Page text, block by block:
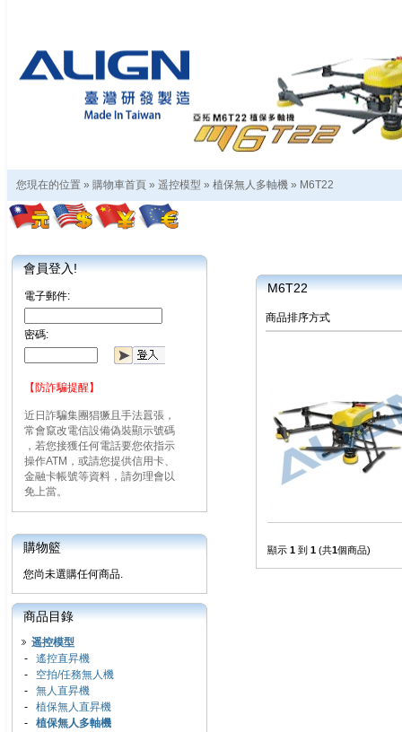
您現在的位置 » 購物車首頁 » 遥控模型 » 植保無人多軸機 » M6T22
會員登入!
電子郵件:
密碼:
【防詐騙提醒】
近日詐騙集團猖獗且手法囂張，
常會竄改電信設備偽裝顯示號碼
，若您接獲任何電話要您依指示
操作ATM，或請您提供信用卡、
金融卡帳號等資料，請勿理會以
免上當。
購物籃
您尚未選購任何商品.
商品目錄
遥控模型
- 遙控直昇機
- 空拍/任務無人機
- 無人直昇機
- 植保無人直昇機
- 植保無人多軸機
M6T22
商品排序方式
顯示 1 到 1 (共1個商品)